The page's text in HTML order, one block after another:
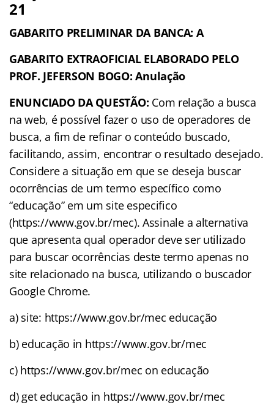
21
GABARITO PRELIMINAR DA BANCA: A
GABARITO EXTRAOFICIAL ELABORADO PELO
PROF. JEFERSON BOGO: Anulação
ENUNCIADO DA QUESTÃO: Com relação a busca
na web, é possível fazer o uso de operadores de
busca, a fim de refinar o conteúdo buscado,
facilitando, assim, encontrar o resultado desejado.
Considere a situação em que se deseja buscar
ocorrências de um termo específico como
“educação” em um site especifico
(https://www.gov.br/mec). Assinale a alternativa
que apresenta qual operador deve ser utilizado
para buscar ocorrências deste termo apenas no
site relacionado na busca, utilizando o buscador
Google Chrome.
a) site: https://www.gov.br/mec educação
b) educação in https://www.gov.br/mec
c) https://www.gov.br/mec on educação
d) get educação in https://www.gov.br/mec